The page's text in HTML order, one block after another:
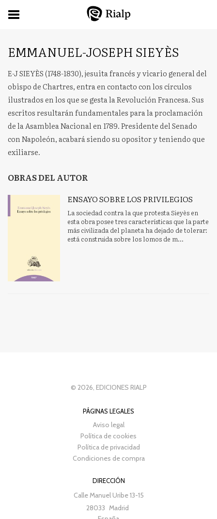
EMMANUEL-JOSEPH SIEYÈS
E-J SIEYÈS (1748-1830), jesuita francés y vicario general del
obispo de Chartres, entra en contacto con los círculos
ilustrados en los que se gesta la Revolución Francesa. Sus
escritos resultarán fundamentales para la proclamación
de la Asamblea Nacional en 1789. Presidente del Senado
con Napoleón, acabará siendo su opositor y teniendo que
exiliarse.
OBRAS DEL AUTOR
ENSAYO SOBRE LOS PRIVILEGIOS
La sociedad contra la que protesta Sieyès en
esta obra posee tres características que la parte
más civilizada del planeta ha dejado de tolerar:
está construida sobre los lomos de m...
© 2026, EDICIONES RIALP
PÁGINAS LEGALES
Aviso legal
Política de cookies
Política de privacidad
Condiciones de compra
DIRECCIÓN
Calle Manuel Uribe 13-15
28033 Madrid